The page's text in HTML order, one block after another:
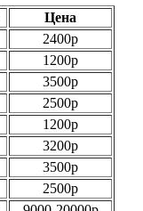
Цена
2400р
1200р
3500р
2500р
1200р
3200р
3500р
2500р